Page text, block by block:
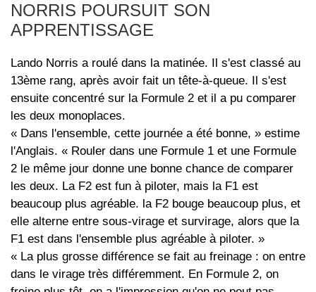
NORRIS POURSUIT SON
APPRENTISSAGE
Lando Norris a roulé dans la matinée. Il s'est classé au
13ème rang, après avoir fait un tête-à-queue. Il s'est
ensuite concentré sur la Formule 2 et il a pu comparer
les deux monoplaces.
« Dans l'ensemble, cette journée a été bonne, » estime
l'Anglais. « Rouler dans une Formule 1 et une Formule
2 le même jour donne une bonne chance de comparer
les deux. La F2 est fun à piloter, mais la F1 est
beaucoup plus agréable. la F2 bouge beaucoup plus, et
elle alterne entre sous-virage et survirage, alors que la
F1 est dans l'ensemble plus agréable à piloter. »
« La plus grosse différence se fait au freinage : on entre
dans le virage très différemment. En Formule 2, on